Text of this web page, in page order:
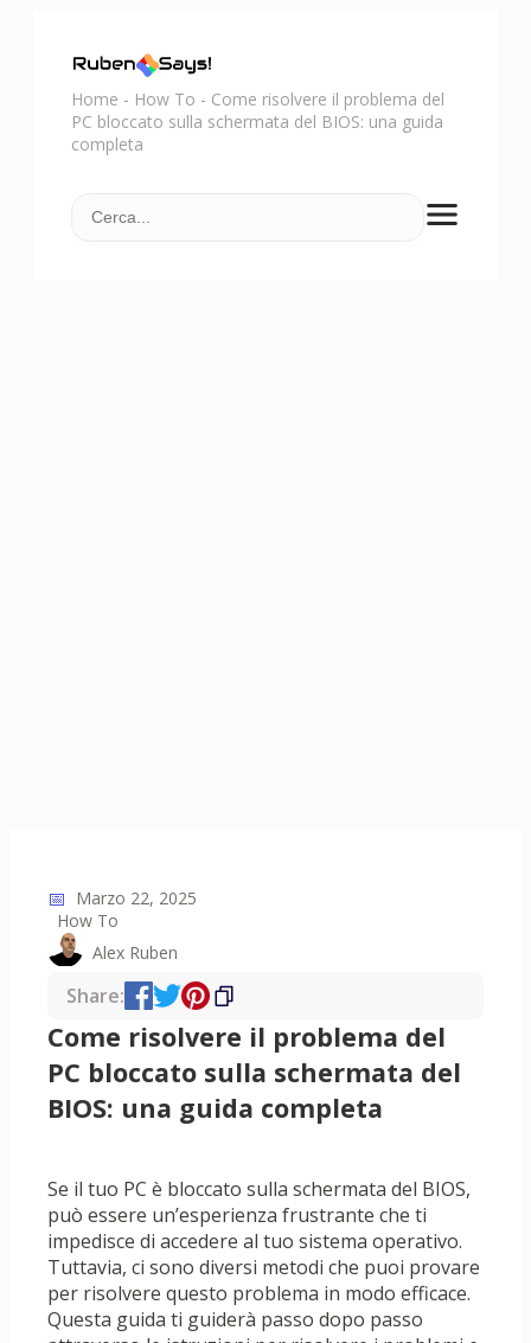
Home - How To - Come risolvere il problema del
PC bloccato sulla schermata del BIOS: una guida
completa
📅 Marzo 22, 2025
How To
Alex Ruben
Share:
Come risolvere il problema del
PC bloccato sulla schermata del
BIOS: una guida completa
Se il tuo PC è bloccato sulla schermata del BIOS,
può essere un’esperienza frustrante che ti
impedisce di accedere al tuo sistema operativo.
Tuttavia, ci sono diversi metodi che puoi provare
per risolvere questo problema in modo efficace.
Questa guida ti guiderà passo dopo passo